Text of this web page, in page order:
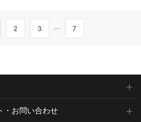
2 3 ... 7
・お問い合わせ